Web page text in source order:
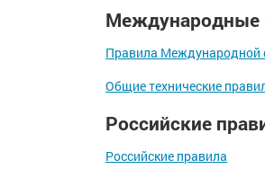
Международные
Правила Международной
Общие технические
Российские
Российские правила